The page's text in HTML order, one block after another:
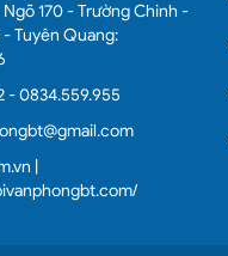
Ngõ 170 - Trường Chinh -
- Tuyên Quang:
-0834.559.955
|